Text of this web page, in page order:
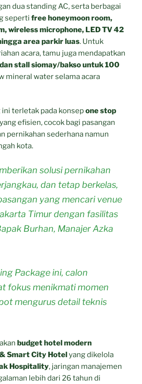
dua standing AC, serta berbagai
seperti free honeymoon room,
wireless microphone, LED TV 42
area parkir luas. Untuk
acara, tamu juga mendapatkan
stall siomay/bakso untuk 100
mineral water selama acara
ini terletak pada konsepone stop
yang efisien, cocok bagi pasangan
pernikahan sederhana namun
kota.
solusi pernikahan
dan tetap berkelas,
yang mencari venue
Timur dengan fasilitas
Burhan, Manajer Azka
Package ini, calon
fokus menikmati momen
mengurus detail teknis
budget hotel modern
Smart City Hotelyang dikelola
Hospitality, jaringan manajemen
lebih dari 26 tahun di